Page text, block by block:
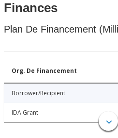
Finances
Plan De Financement
Org. De Financement
Borrower/Recipient
IDA Grant